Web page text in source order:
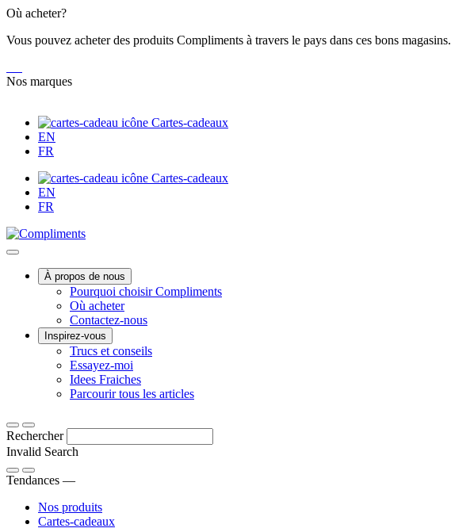
Skip
Content
Où acheter?
Vous pouvez acheter des produits Compliments à travers le pays dans ces bons magasins.
Nos marques
Cartes-cadeaux
EN
FR
Cartes-cadeaux
EN
FR
MainÀ propos de nous
Pourquoi choisir Compliments
Où acheter
Contactez-nous
Inspirez-vous
Trucs et conseilsDes
et
Essayez-moi
ce
qui
Idees FraichesIdées
fraîches
Parcourir tous les articlesDes
Rechercher
Invalid Search
Submit
Tendances —
Nos produits
Cartes-cadeaux